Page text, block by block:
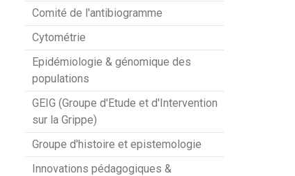
Comité de l'antibiogramme
Cytométrie
Epidémiologie & génomique des
populations
GEIG (Groupe d'Etude et d'Intervention
sur la Grippe)
Groupe d'histoire et epistemologie
Innovations pédagogiques &